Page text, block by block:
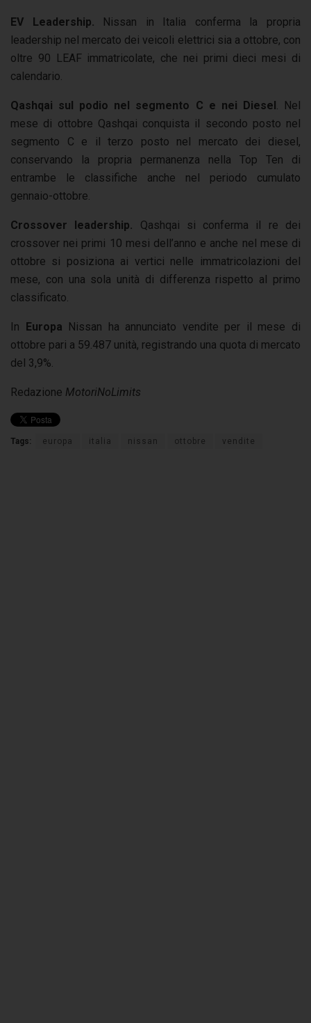
EV Leadership. Nissan in Italia conferma la propria
leadership nel mercato dei veicoli elettrici sia a ottobre, con
oltre 90 LEAF immatricolate, che nei primi dieci mesi di
calendario.
Qashqai sul podio nel segmento C e nei Diesel . Nel
mese di ottobre Qashqai conquista il secondo posto nel
segmento C e il terzo posto nel mercato dei diesel,
conservando la propria permanenza nella Top Ten di
entrambe le classifiche anche nel periodo cumulato
gennaio-ottobre.
Crossover leadership. Qashqai si conferma il re dei
crossover nei primi 10 mesi dell’anno e anche nel mese di
ottobre si posiziona ai vertici nelle immatricolazioni del
mese, con una sola unità di differenza rispetto al primo
classificato.
In Europa Nissan ha annunciato vendite per il mese di
ottobre pari a 59.487 unità, registrando una quota di mercato
del 3,9%.
Redazione MotoriNoLimits
Tags: europa italia nissan ottobre vendite